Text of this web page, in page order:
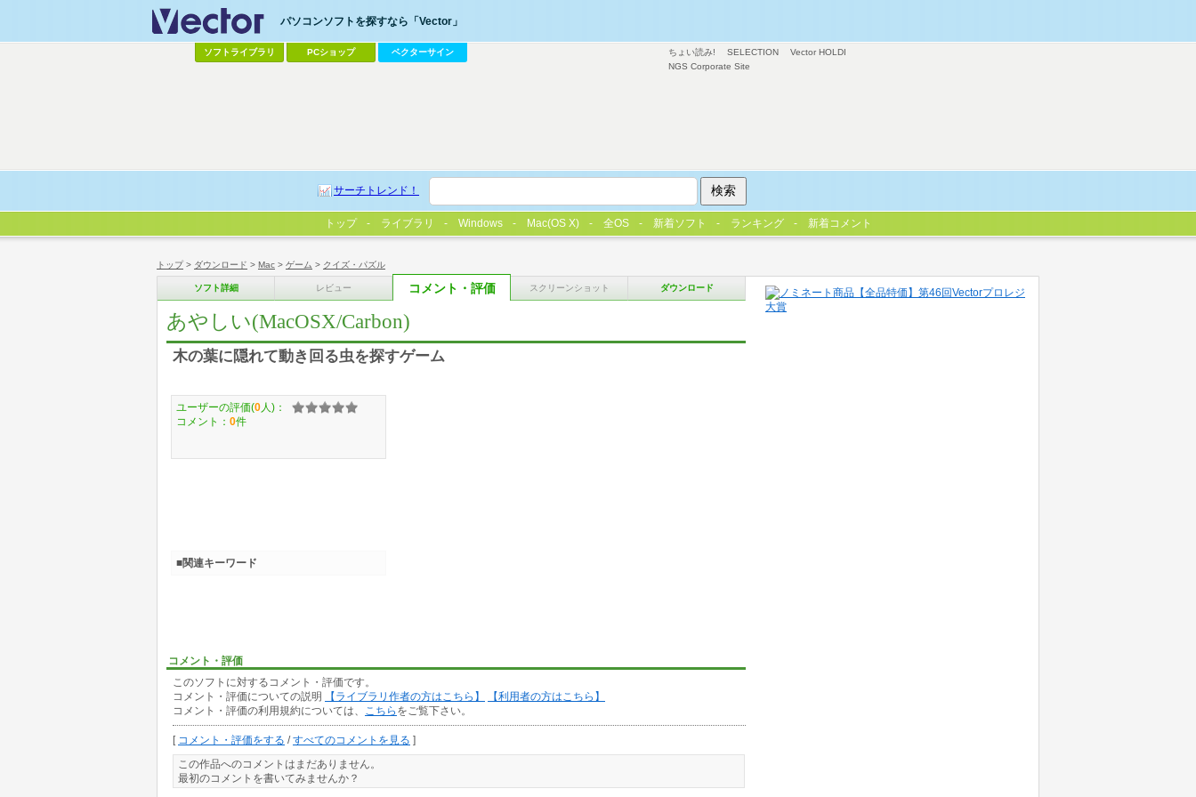
トップ> ダウンロード > Mac > ゲーム > クイズ・パズル
ソフト詳細 レビュー コメント・評価 スクリーンショット ダウンロード
あやしい(MacOSX/Carbon)
木の葉に隠れて動き回る虫を探すゲーム
コメント・評価
このソフトに対するコメント・評価です。
コメント・評価についての説明
【ライブラリ作者の方はこちら】
【利用者の方はこちら】
コメント・評価の利用規約については、
こちら をご覧下さい。
[ コメント・評価をする /すべてのコメントを見る ]
この作品へのコメントはまだありません。
最初のコメントを書いてみませんか？
ユーザーの評価(0 人)：
コメント： 0件
■関連キーワード
ちょい読み! SELECTION
Vector HOLDI
NGS Corporate Site
パソコンソフトを探すなら「Vector」
ソフトライブラリ PCショップ ベクターサイン
サーチトレンド！
トップ ライブラリ Windows Mac(OS X) 全OS 新着ソフト ランキング 新着コメント